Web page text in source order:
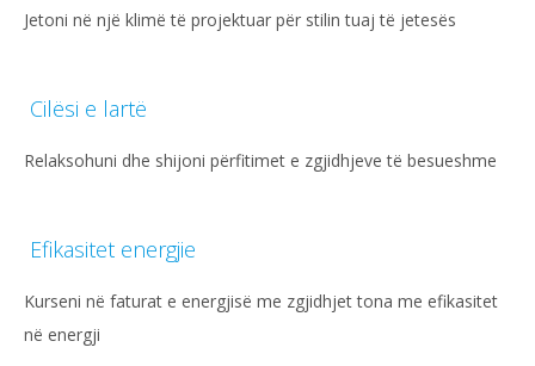
Jetoni në një klimë të projektuar për stilin tuaj të jetesës
Cilësi e lartë
Relaksohuni dhe shijoni përfitimet e zgjidhjeve të besueshme
Efikasitet energjie
Kurseni në faturat e energjisë me zgjidhjet tona me efikasitet
në energji